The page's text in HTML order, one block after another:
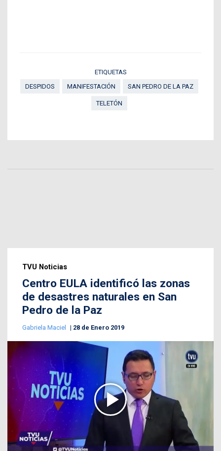
ETIQUETAS
DESPIDOS
MANIFESTACIÓN SAN PEDRO DE LA PAZ
TELETÓN
TVU Noticias
Centro EULA identificó las zonas
de desastres naturales en San
Pedro de la Paz
Gabriela Maciel 28 de Enero 2019